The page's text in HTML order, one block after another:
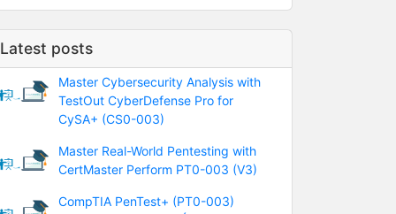
Latest posts
Master Cybersecurity Analysis with
TestOut CyberDefense Pro for
CySA+ (CS0-003)
Master Real-World Pentesting with
CertMaster Perform PT0-003 (V3)
CompTIA PenTest+ (PT0-003)